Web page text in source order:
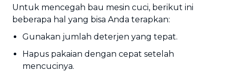
Untuk mencegah bau mesin cuci, berikut ini
beberapa hal yang bisa Anda terapkan:
Gunakan jumlah deterjen yang tepat.
Hapus pakaian dengan cepat setelah
mencucinya.